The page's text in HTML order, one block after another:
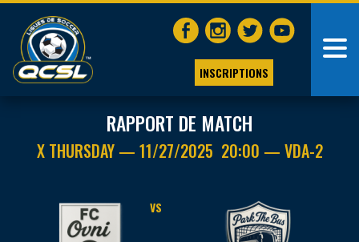
INSCRIPTIONS
RAPPORT DE MATCH
X THURSDAY — 11/27/2025 20:00 — VDA-2
VS